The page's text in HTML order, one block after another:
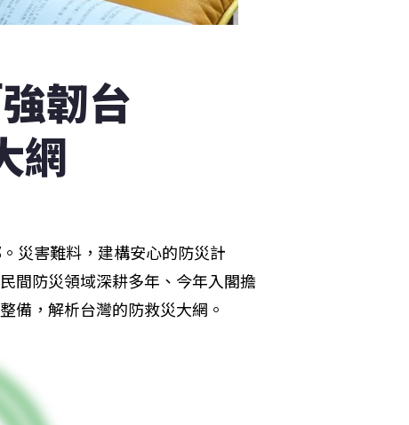
韌台
網
災害難料，建構安心的防災計
間防災領域深耕多年、今年入閣擔
備，解析台灣的防救災大網。